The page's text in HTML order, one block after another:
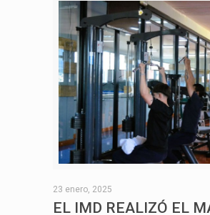
23 enero, 2025
EL IMD REALIZÓ EL